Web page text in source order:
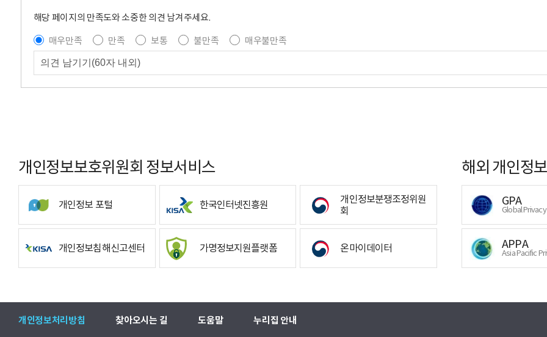
해당 페이지의 만족도와 소중한 의견 남겨주세요.
매우만족
만족 보통 불만족
매우불만족
개인정보보호위원회 정보서비스
개인정보 포털 한국인터넷진흥원
개인정보분쟁조정위원
회
개인정보침해신고센터 가명정보지원플랫폼 온마이데이터
해외 개인정
GPA
Global
APPA
Asia Pacific
개인정보처리방침 찾아오시는 길 도움말 누리집 안내